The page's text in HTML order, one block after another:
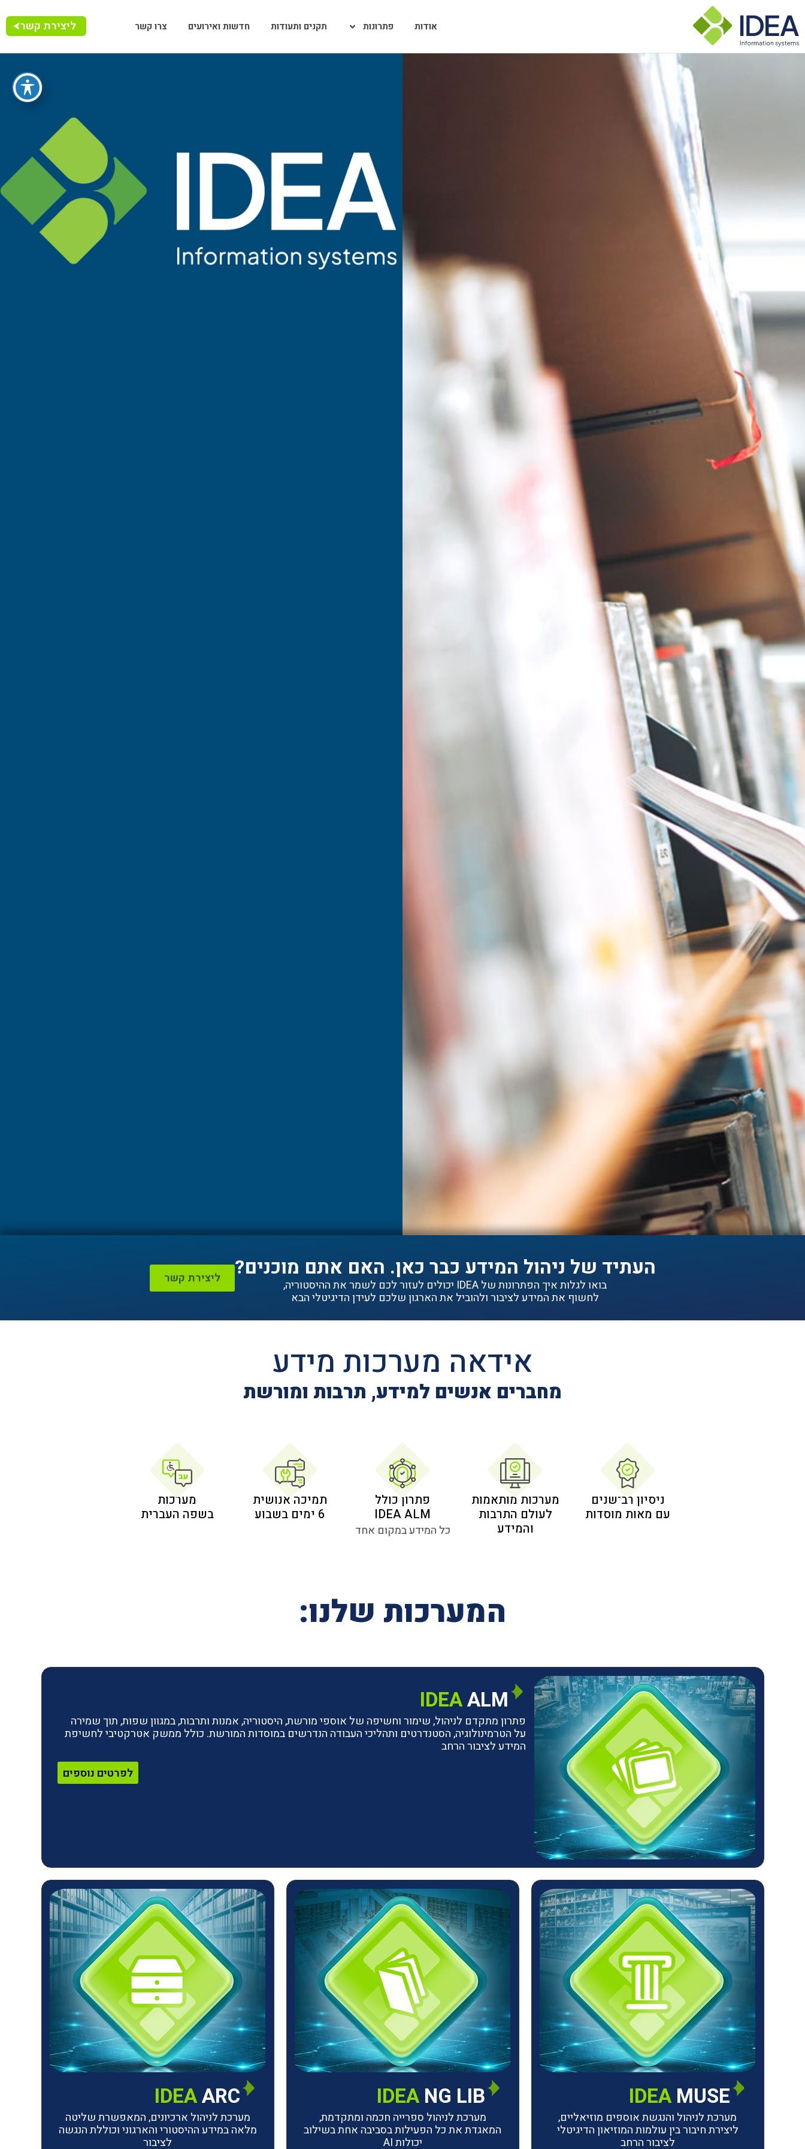
אודות פתרונות תקנים ותעודות חדשות ואירועים צרו קשר ליצירת קשר
העתיד של ניהול המידע כבר כאן. האם אתם מוכנים?
בואו לגלות איך הפתרונות של IDEA יכולים לעזור לכם לשמר את ההיסטוריה,
לחשוף את המידע לציבור ולהוביל את הארגון שלכם לעידן הדיגיטלי הבא
ליצירת קשר
אידאה מערכות מידע
מחברים אנשים למידע, תרבות ומורשת
ניסיון רב־שנים
עם מאות מוסדות
מערכות מותאמות
לעולם התרבות
והמידע
פתרון כולל
IDEA ALM
כל המידע במקום אחד
תמיכה אנושית
6 ימים בשבוע
מערכות
בשפה העברית
המערכות שלנו:
IDEAALM
פתרון מתקדם לניהול, שימור וחשיפה של אוספי מורשת, היסטוריה, אמנות ותרבות, במגוון שפות, תוך שמירה
על הטרמינולוגיה, הסטנדרטים ותהליכי העבודה הנדרשים במוסדות המורשת. כולל ממשק אטרקטיבי לחשיפת
המידע לציבור הרחב
לפרטים נוספים
IDEAMUSE
מערכת לניהול והנגשת אוספים מוזיאליים,
ליצירת חיבור בין עולמות המוזיאון הדיגיטלי
לציבור הרחב
IDEANG LIB
מערכת לניהול ספרייה חכמה ומתקדמת,
המאגדת את כל הפעילות בסביבה אחת בשילוב
יכולות AI
IDEAARC
מערכת לניהול ארכיונים, המאפשרת שליטה
מלאה במידע ההיסטורי והארגוני וכוללת הנגשה
לציבור